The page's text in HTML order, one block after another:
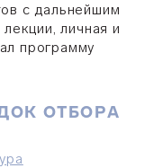
с дальнейшим
личная и
программу
ОТБОРА